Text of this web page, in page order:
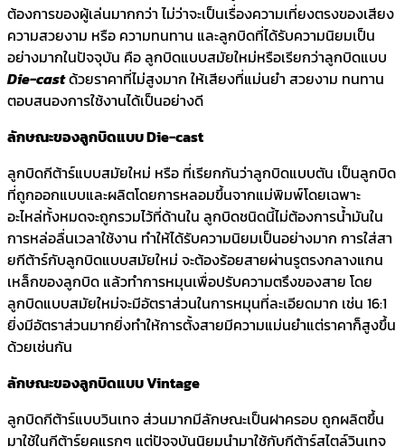
ต้องการของผู้เล่นมากกว่า ไม่ว่าจะเป็นเรื่องความเที่ยงตรงของเสียง
ความสวยงาม หรือ ความทนทาน และลูกบิดที่ได้รับความนิยมเป็น
อย่างมากในปัจจุบัน คือ ลูกบิดแบบสมัยใหม่หรือเรียกว่าลูกบิดแบบ
Die-castด้วยราคาที่ไม่สูงมาก ให้เสียงที่แม่นยำ สวยงาม ทนทาน
ตอบสนองการใช้งานได้เป็นอย่างดี
ลักษณะของลูกบิดแบบ Die-cast
ลูกบิดกีต้าร์แบบสมัยใหม่ หรือ ที่เรียกกันว่าลูกบิดแบบตัน เป็นลูกบิด
ที่ถูกออกแบบและผลิตโดยการหลอมขึ้นจากแม่พิมพ์โดยเฉพาะ
อะไหล่ทั้งหมดจะถูกรวมไว้ที่ด้านใน ลูกบิดชนิดนี้ไม่ต้องการน้ำมันใน
การหล่อลื่นเวลาใช้งาน ทำให้ได้รับความนิยมเป็นอย่างมาก การใส่สา
ยกีต้าร์กับลูกบิดแบบสมัยใหม่ จะต้องร้อยสายผ่านรูตรงกลางแกน
เหล็กของลูกบิด แล้วทำการหมุนเพื่อปรับความตรึงของสาย โดย
ลูกบิดแบบสมัยใหม่จะมีอัตราส่วนในการหมุนที่ละเอียดมาก เช่น 16:1
ยิ่งมีอัตราส่วนมากยิ่งทำให้การตั้งสายมีความแม่นยำแต่ราคาก็สูงขึ้น
ด้วยเช่นกัน
ลักษณะของลูกบิดแบบ Vintage
ลูกบิดกีต้าร์แบบวินเทจ ส่วนมากมีลักษณะเป็นฝาครอบ ถูกผลิตขึ้น
มาใช้ในกีต้าร์ยุคแรกๆ แต่ปัจจุบันนิยมนำมาใช้กับกีต้าร์สไตล์วินเทจ